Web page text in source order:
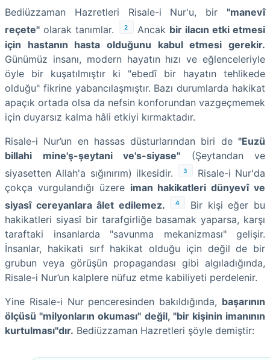
Bediüzzaman Hazretleri Risale-i Nur'u, bir "manevî
reçete" olarak tanımlar. 2 Ancak bir ilacın etki etmesi
için hastanın hasta olduğunu kabul etmesi gerekir.
Günümüz insanı, modern hayatın hızı ve eğlenceleriyle
öyle bir kuşatılmıştır ki "ebedî bir hayatın tehlikede
olduğu" fikrine yabancılaşmıştır. Bazı durumlarda hakikat
apaçık ortada olsa da nefsin konforundan vazgeçmemek
için duyarsız kalma hâli etkiyi kırmaktadır.
Risale-i Nur’un en hassas düsturlarından biri de "Euzü
billahi mine'ş-şeytani ve's-siyase" (Şeytandan ve
siyasetten Allah'a sığınırım) ilkesidir.
3
Risale-i Nur'da
çokça vurgulandığı üzere iman hakikatleri dünyevî ve
siyasî cereyanlara âlet edilemez.
4
Bir kişi eğer bu
hakikatleri siyasî bir tarafgirliğe basamak yaparsa, karşı
taraftaki insanlarda "savunma mekanizması" gelişir.
İnsanlar, hakikati sırf hakikat olduğu için değil de bir
grubun veya görüşün propagandası gibi algıladığında,
Risale-i Nur’un kalplere nüfuz etme kabiliyeti perdelenir.
Yine Risale-i Nur penceresinden bakıldığında, başarının
ölçüsü "milyonların okuması" değil, "bir kişinin imanının
kurtulması"dır. Bediüzzaman Hazretleri şöyle demiştir: